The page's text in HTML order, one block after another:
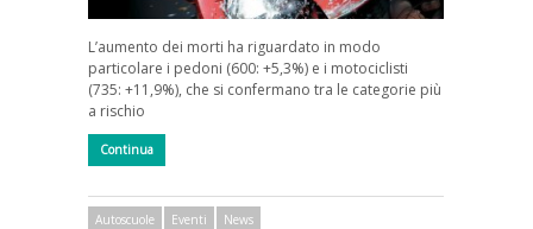
L’aumento dei morti ha riguardato in modo
particolare i pedoni (600: +5,3%) e i motociclisti
(735: +11,9%), che si confermano tra le categorie più
a rischio
Continua
Autoscuole Eventi News